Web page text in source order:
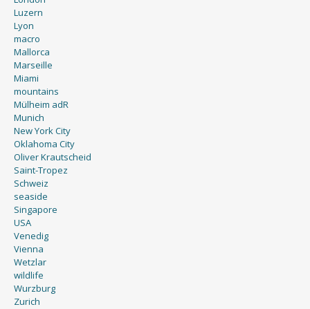
Luzern
Lyon
macro
Mallorca
Marseille
Miami
mountains
Mülheim adR
Munich
New York City
Oklahoma City
Oliver Krautscheid
Saint-Tropez
Schweiz
seaside
Singapore
USA
Venedig
Vienna
Wetzlar
wildlife
Wurzburg
Zurich